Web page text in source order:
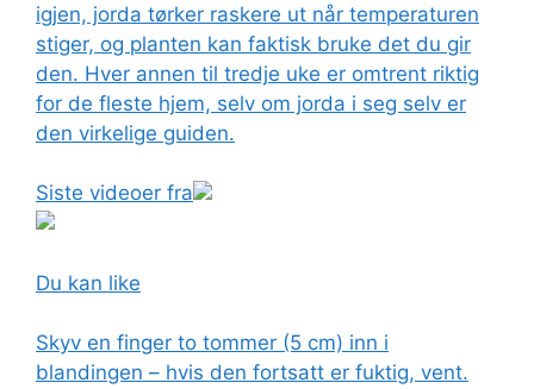
igjen, jorda tørker raskere ut når temperaturen
stiger, og planten kan faktisk bruke det du gir
den. Hver annen til tredje uke er omtrent riktig
for de fleste hjem, selv om jorda i seg selv er
den virkelige guiden.
Siste videoer fra
Du kan like
Skyv en finger to tommer (5 cm) inn i
blandingen – hvis den fortsatt er fuktig, vent.